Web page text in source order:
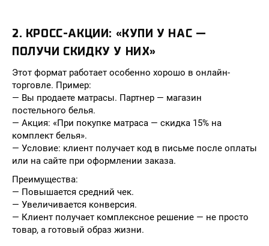
2. КРОСС-АКЦИИ: «КУПИ У НАС —
ПОЛУЧИ СКИДКУ У НИХ»
Этот формат работает особенно хорошо в онлайн-
торговле. Пример:
— Вы продаете матрасы. Партнер — магазин
постельного белья.
— Акция: «При покупке матраса — скидка 15% на
комплект белья».
— Условие: клиент получает код в письме после оплаты
или на сайте при оформлении заказа.
Преимущества:
— Повышается средний чек.
— Увеличивается конверсия.
— Клиент получает комплексное решение — не просто
товар, а готовый образ жизни.